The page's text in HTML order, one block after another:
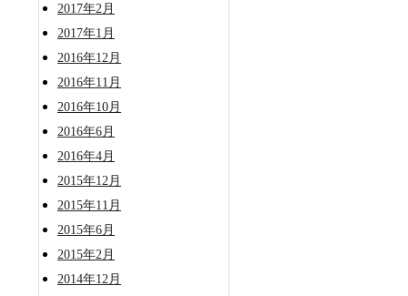
2017年2月
2017年1月
2016年12月
2016年11月
2016年10月
2016年6月
2016年4月
2015年12月
2015年11月
2015年6月
2015年2月
2014年12月